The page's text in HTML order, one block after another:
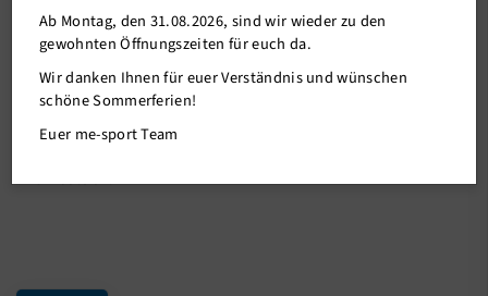
08.12.2021
Info:
Leider kann Yoga heute Abend (08.12.) um 20:15 Uhr nicht wie
mit Nicole an.
Ab Montag, den 31.08.2026, sind wir wieder zu den
gewohnten Öffnungszeiten für euch da.
Wir danken Ihnen für euer Verständnis und wünschen
schöne Sommerferien!
Euer me-sport Team